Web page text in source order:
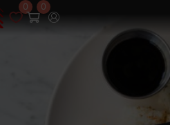
0 0